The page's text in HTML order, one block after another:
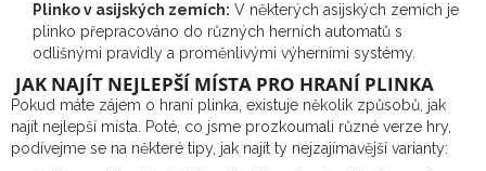
Plinko v asijských zemích: V některých asijských zemích je
plinko přepracováno do různých herních automatů s
odlišnými pravidly a proměnlivými výherními systémy.
JAK NAJÍT NEJLEPŠÍ MÍSTA PRO HRANÍ PLINKA
Pokud máte zájem o hraní plinka, existuje několik způsobů, jak
najít nejlepší místa. Poté, co jsme prozkoumali různé verze hry,
podívejme se na některé tipy, jak najít ty nejzajímavější varianty: